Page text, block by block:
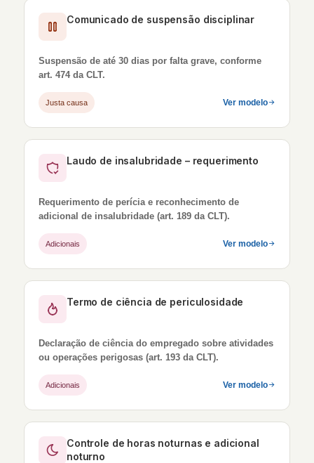
Comunicado de suspensão disciplinar
Suspensão de até 30 dias por falta grave, conforme
art. 474 da CLT.
Justa causa Ver modelo
Laudo de insalubridade – requerimento
Requerimento de perícia e reconhecimento de
adicional de insalubridade (art. 189 da CLT).
Adicionais Ver modelo
Termo de ciência de periculosidade
Declaração de ciência do empregado sobre atividades
ou operações perigosas (art. 193 da CLT).
Adicionais Ver modelo
Controle de horas noturnas e adicional
noturno